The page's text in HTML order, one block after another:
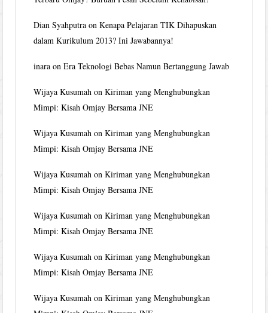
Dian Syahputra onKenapa Pelajaran TIK Dihapuskan
dalam Kurikulum 2013? Ini Jawabannya!
inara onEra Teknologi Bebas Namun Bertanggung Jawab
Wijaya Kusumah onKiriman yang Menghubungkan
Mimpi: Kisah Omjay Bersama JNE
Wijaya Kusumah onKiriman yang Menghubungkan
Mimpi: Kisah Omjay Bersama JNE
Wijaya Kusumah onKiriman yang Menghubungkan
Mimpi: Kisah Omjay Bersama JNE
Wijaya Kusumah onKiriman yang Menghubungkan
Mimpi: Kisah Omjay Bersama JNE
Wijaya Kusumah onKiriman yang Menghubungkan
Mimpi: Kisah Omjay Bersama JNE
Wijaya Kusumah onKiriman yang Menghubungkan